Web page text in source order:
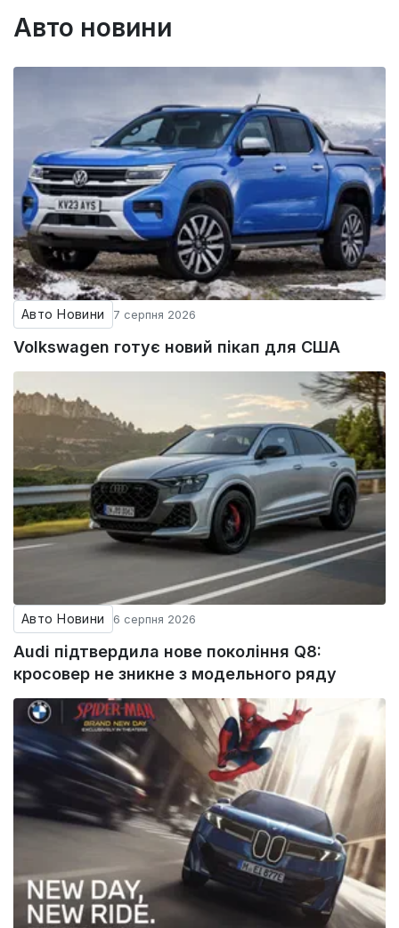
Авто новини
Авто Новини 7 серпня 2026
Volkswagen готує новий пікап для США
Авто Новини 6 серпня 2026
Audi підтвердила нове покоління Q8:
кросовер не зникне з модельного ряду